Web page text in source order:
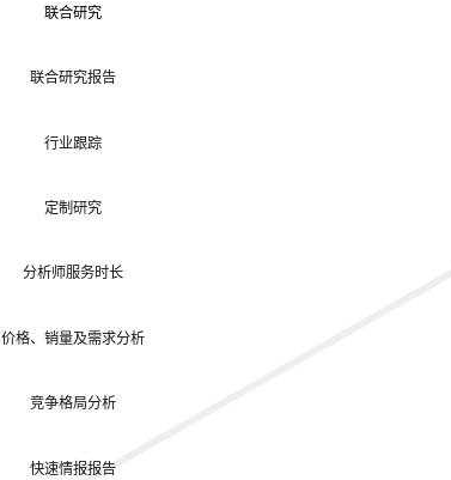
联合研究
联合研究报告
行业跟踪
定制研究
分析师服务时长
价格、销量及需求分析
竞争格局分析
快速情报报告